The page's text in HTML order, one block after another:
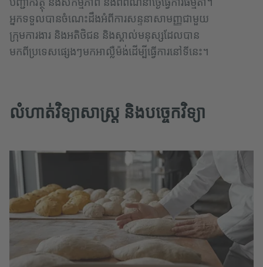
អ្នកទទួលបានចំណេះដឹងអំពីការសន្ទនាសាមញ្ញជាមួយ
ក្រុមការងារ និងអតិថិជន និងស្គាល់មនុស្សដែលបាន
មកពីប្រទេសផ្សេងៗមកអាល្លឺម៉ង់ដើម្បីធ្វើការនៅទីនេះ។
លំហាត់វិទ្យាសាស្ត្រ និងបច្ចេកវិទ្យា